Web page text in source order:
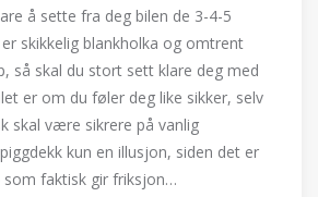
å sette fra deg bilen de 3-4-5
skikkelig blankholka og omtrent
så skal du stort sett klare deg med
er om du føler deg like sikker, selv
skal være sikrere på vanlig
kun en illusjon, siden det er
som faktisk gir friksjon…